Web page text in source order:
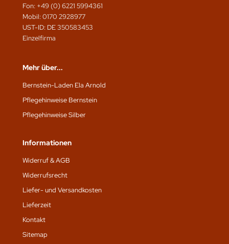
Fon: +49 (0) 6221 5994361
Mobil: 0170 2928977
UST-ID: DE 350583453
Einzelfirma
Mehr über...
Bernstein-Laden Ela Arnold
Pflegehinweise Bernstein
Pflegehinweise Silber
Informationen
Widerruf & AGB
Widerrufsrecht
Liefer- und Versandkosten
Lieferzeit
Kontakt
Sitemap